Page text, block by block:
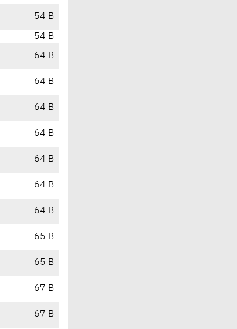
54 B
54 B
64 B
64 B
64 B
64 B
64 B
64 B
64 B
65 B
65 B
67 B
67 B